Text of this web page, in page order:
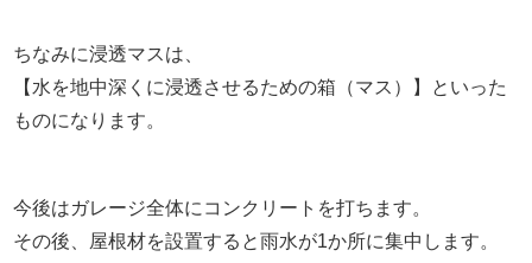
ちなみに浸透マスは、
【水を地中深くに浸透させるための箱（マス）】といった
ものになります。
今後はガレージ全体にコンクリートを打ちます。
その後、屋根材を設置すると雨水が1か所に集中します。